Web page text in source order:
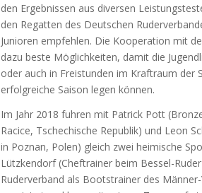
den Ergebnissen aus diversen
den Regatten des Deutschen
Junioren empfehlen. Die Kooperation mit
dazu beste Möglichkeiten, damit die
oder auch in Freistunden im Kraftraum der
erfolgreiche Saison legen können.
Im Jahr 2018 fuhren mit Patrick Pott
Racice, Tschechische Republik) und Leon
in Poznan, Polen) gleich zwei heimische
Lützkendorf (Cheftrainer beim Bessel-
Ruderverband als Bootstrainer des